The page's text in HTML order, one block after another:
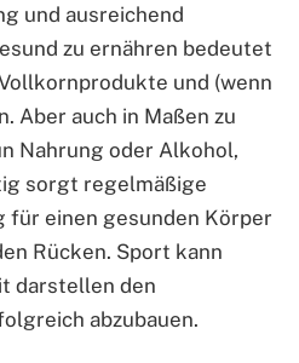
und ausreichend
zu ernähren bedeutet
und (wenn
Aber auch in Maßen zu
Nahrung oder Alkohol,
sorgt regelmäßige
einen gesunden Körper
Rücken. Sport kann
darstellen den
abzubauen.